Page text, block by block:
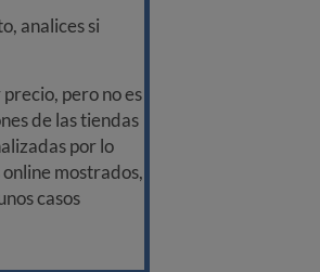
analices si
pero no es
de las tiendas
por lo
mostrados,
casos